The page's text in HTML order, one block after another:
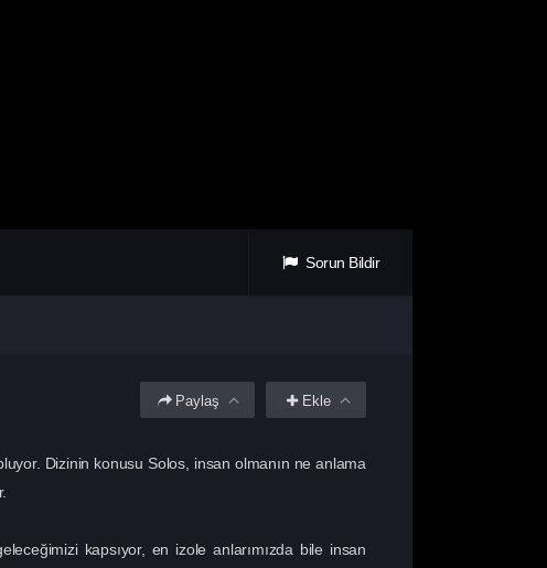
Sorun Bildir
Ekle
Paylaş
Dizinin konusu Solos, insan olmanın ne anlama
kapsıyor, en izole anlarımızda bile insan